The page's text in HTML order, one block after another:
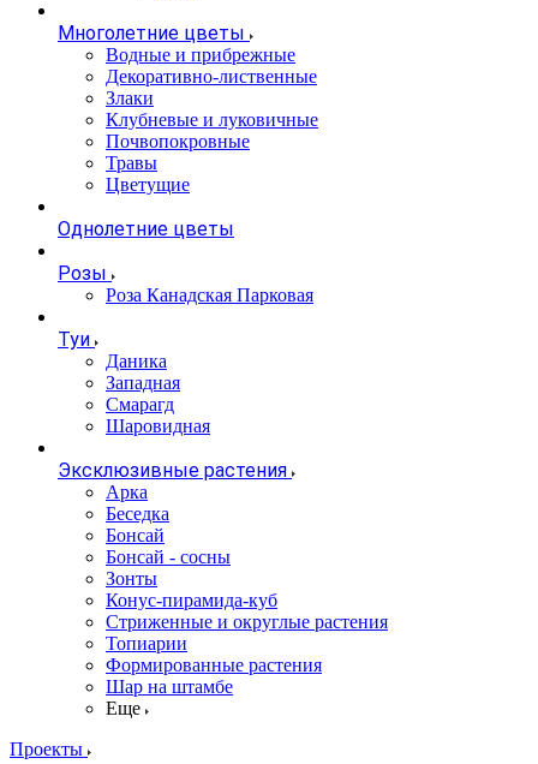
Многолетние цветы
Водные и прибрежные
Декоративно-лиственные
Злаки
Клубневые и луковичные
Почвопокровные
Травы
Цветущие
Однолетние цветы
Розы
Роза Канадская Парковая
Туи
Даника
Западная
Смарагд
Шаровидная
Эксклюзивные растения
Арка
Беседка
Бонсай
Бонсай - сосны
Зонты
Конус-пирамида-куб
Стриженные и округлые растения
Топиарии
Формированные растения
Шар на штамбе
Еще
Проекты